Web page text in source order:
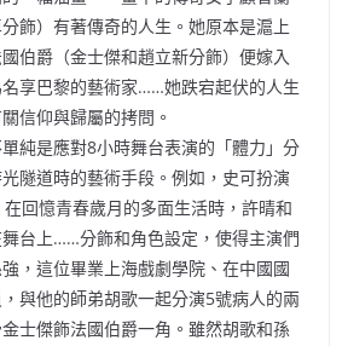
分飾）有著傳奇的人生。她原本是滬上
伯爵（金士傑和趙立新分飾）便嫁入
享巴黎的藝術家……她跌宕起伏的人生
信仰與歸屬的拷問。
純是應對8小時舞台表演的「體力」分
隧道時的藝術手段。例如，史可扮演
回憶青春歲月的多面生活時，許晴和
台上……分飾和角色設定，使得主演們
，這位畢業上海戲劇學院、在中國國
與他的師弟胡歌一起分演5號病人的兩
士傑飾法國伯爵一角。雖然胡歌和孫